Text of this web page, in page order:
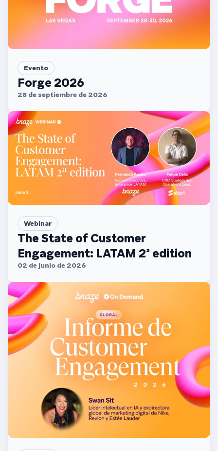
Evento
Forge 2026
28 de septiembre de 2026
Webinar
The State of Customer
Engagement: LATAM 2ª edition
02 de junio de 2026